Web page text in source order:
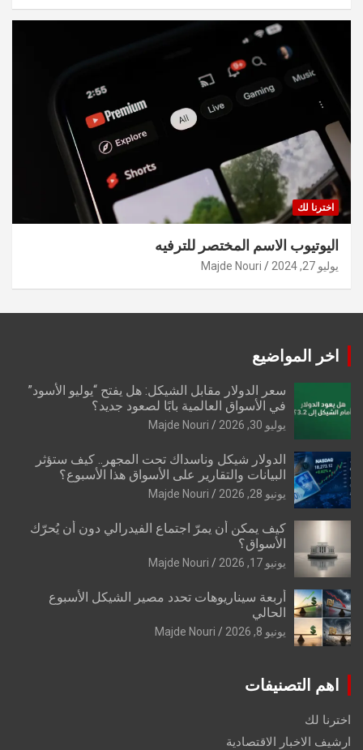
اخترنا لك
اليوتيوب الاسم المختصر للترفيه
يوليو 27, 2024 Majde Nouri
اخر المواضيع
سعر الدولار مقابل الشيكل: هل يفتح “يوليو الأسود”
في الأسواق العالمية بابًا لصعود جديد؟
يوليو 30, 2026 Majde Nouri
الدولار شيكل وناسداك تحت المجهر.. كيف ستؤثر
البيانات والتقارير على الأسواق هذا الأسبوع؟
يونيو 28, 2026 Majde Nouri
كيف يمكن أن يمرّ اجتماع الفيدرالي دون أن يُحرّك
الأسواق؟
يونيو 17, 2026 Majde Nouri
أربعة سيناريوهات تحدد مصير الشيكل الأسبوع
الحالي
يونيو 8, 2026 Majde Nouri
اهم التصنيفات
اخترنا لك
ارشيف الاخبار الاقتصادية